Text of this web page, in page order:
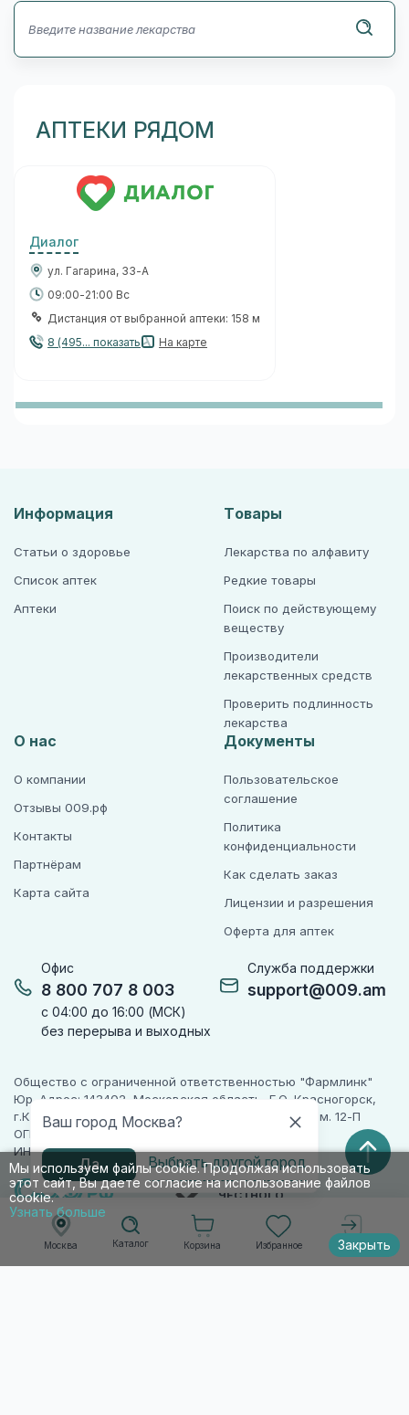
Москва
Ваш город Москва?
Да Выбрать другой город
Каталог Корзина Избранное Войти
АПТЕКИ РЯДОМ
Диалог
ул. Гагарина, 33-А
09:00-21:00 Вс
Дистанция от выбранной аптеки: 158 м
8 (495... показать
На карте
Мы используем файлы cookie. Продолжая использовать
этот сайт, Вы даете согласие на использование файлов
cookie.
Узнать больше
Закрыть
Офис
8 800 707 8 003
с 04:00 до 16:00 (МСК)
без перерыва и выходных
Служба поддержки
support@009.am
Информация
Статьи о здоровье
Список аптек
Аптеки
Товары
Лекарства по алфавиту
Редкие товары
Поиск по действующему
веществу
Производители
лекарственных средств
Проверить подлинность
лекарства
О нас
О компании
Отзывы 009.рф
Контакты
Партнёрам
Карта сайта
Документы
Пользовательское
соглашение
Политика
конфиденциальности
Как сделать заказ
Лицензии и разрешения
Оферта для аптек
Общество с ограниченной ответственностью "Фармлинк"
Юр. Адрес: 143402, Московская область, Г.О. Красногорск,
г.Красногорск, ул. Жуковского, д. 17, помещ. III, ком. 12-П
ОГРН 1225000071955
ИНН 5024223277
ПАРТНЕР
ЧЕСТНОГО